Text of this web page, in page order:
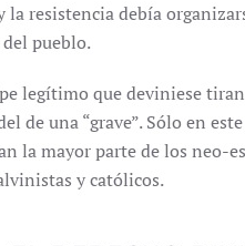
resistencia debía
pueblo.
legítimo que deviniese
de una “grave”. Sólo en
la mayor parte de los neo-
y católicos.